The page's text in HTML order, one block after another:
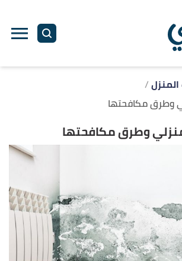
وطرق مكافحتها
وطرق مكافحتها